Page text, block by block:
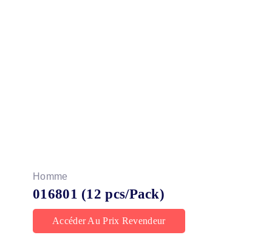
Homme
016801 (12 pcs/Pack)
Accéder Au Prix Revendeur